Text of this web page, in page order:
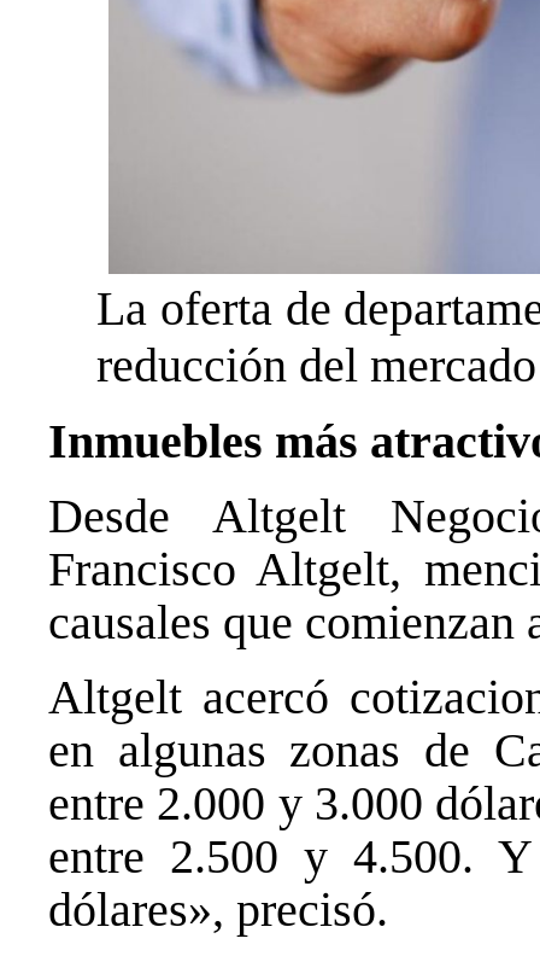
La oferta de
reducción del
Inmuebles más
Desde Altgelt
Francisco Altgelt,
causales que
Altgelt acercó
en algunas zonas de
entre 2.000 y 3.000
entre 2.500 y 4.500.
dólares», precisó.